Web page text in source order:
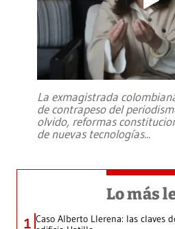
La exmagistrada
de contrapeso del
olvido, reformas
de nuevas tecnologías...
Lo más
1 Caso Alberto Llerena: las claves